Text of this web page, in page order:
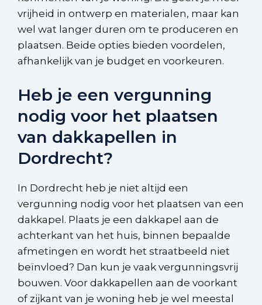
vrijheid in ontwerp en materialen, maar kan
wel wat langer duren om te produceren en
plaatsen. Beide opties bieden voordelen,
afhankelijk van je budget en voorkeuren.
Heb je een vergunning
nodig voor het plaatsen
van dakkapellen in
Dordrecht?
In Dordrecht heb je niet altijd een
vergunning nodig voor het plaatsen van een
dakkapel. Plaats je een dakkapel aan de
achterkant van het huis, binnen bepaalde
afmetingen en wordt het straatbeeld niet
beïnvloed? Dan kun je vaak vergunningsvrij
bouwen. Voor dakkapellen aan de voorkant
of zijkant van je woning heb je wel meestal